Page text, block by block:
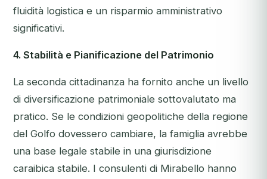
fluidità logistica e un risparmio amministrativo
significativi.
4. Stabilità e Pianificazione del Patrimonio
La seconda cittadinanza ha fornito anche un livello
di diversificazione patrimoniale sottovalutato ma
pratico. Se le condizioni geopolitiche della regione
del Golfo dovessero cambiare, la famiglia avrebbe
una base legale stabile in una giurisdizione
caraibica stabile. I consulenti di Mirabello hanno